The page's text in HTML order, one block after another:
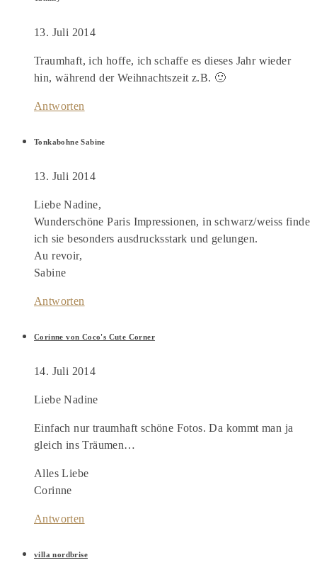
13. Juli 2014
Traumhaft, ich hoffe, ich schaffe es dieses Jahr wieder
hin, während der Weihnachtszeit z.B. 🙂
Antworten
Tonkabohne Sabine
13. Juli 2014
Liebe Nadine,
Wunderschöne Paris Impressionen, in schwarz/weiss finde
ich sie besonders ausdrucksstark und gelungen.
Au revoir,
Sabine
Antworten
Corinne von Coco's Cute Corner
14. Juli 2014
Liebe Nadine
Einfach nur traumhaft schöne Fotos. Da kommt man ja
gleich ins Träumen…
Alles Liebe
Corinne
Antworten
villa nordbrise